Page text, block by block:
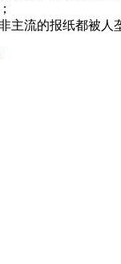
主流的报纸都被人